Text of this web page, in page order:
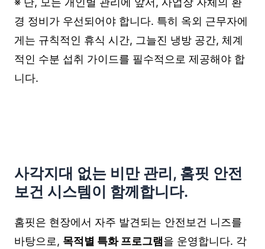
경 정비가 우선되어야 합니다. 특히 옥외 근무자에
게는 규칙적인 휴식 시간, 그늘진 냉방 공간, 체계
적인 수분 섭취 가이드를 필수적으로 제공해야 합
니다.
사각지대 없는 비만 관리, 홈핏 안전
보건 시스템이 함께합니다.
홈핏은 현장에서 자주 발견되는 안전보건 니즈를
바탕으로, 목적별 특화 프로그램을 운영합니다. 각